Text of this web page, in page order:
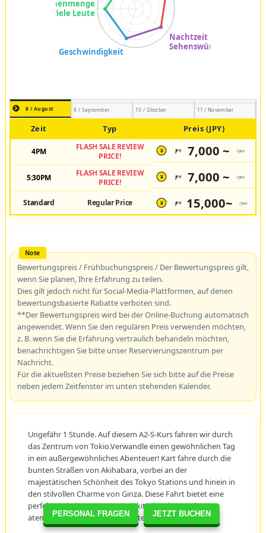
PERSONAL FRAGEN JETZT BUCHEN
8 / August 9 / September 10 / Oktober 11 / November
Zeit Typ Preis (JPY)
4PM
FLASH SALE REVIEW
PRICE!
¥ JPY 7,000 ~ /pax
5:30PM
FLASH SALE REVIEW
PRICE!
¥ JPY 7,000 ~ /pax
Standard Regular Price ¥ JPY 15,000~ /pax
Bewertungspreis / Frühbuchungspreis / Der Bewertungspreis gilt,
wenn Sie planen, Ihre Erfahrung zu teilen.
Dies gilt jedoch nicht für Social-Media-Plattformen, auf denen
bewertungsbasierte Rabatte verboten sind.
**Der Bewertungspreis wird bei der Online-Buchung automatisch
angewendet. Wenn Sie den regulären Preis verwenden möchten,
z. B. wenn Sie die Erfahrung vertraulich behandeln möchten,
benachrichtigen Sie bitte unser Reservierungszentrum per
Nachricht.
Für die aktuellsten Preise beziehen Sie sich bitte auf die Preise
neben jedem Zeitfenster im unten stehenden Kalender.
Ungefähr 1 Stunde. Auf diesem A2-S-Kurs fahren wir durch
das Zentrum von Tokio.Verwandle einen gewöhnlichen Tag
in ein außergewöhnliches Abenteuer! Kart fahre durch die
bunten Straßen von Akihabara, vorbei an der
majestätischen Schönheit des Tokyo Stations und hinein in
den stilvollen Charme von Ginza. Diese Fahrt bietet eine
perfekte Mischung aus Nervenkitzel, Kultur und
atemberaubenden Stadtansichten.